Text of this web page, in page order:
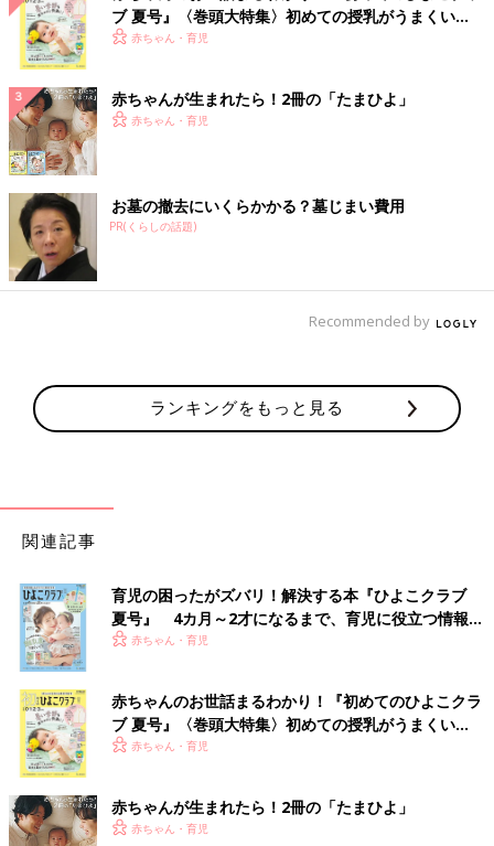
ブ 夏号』〈巻頭大特集〉初めての授乳がうまくい
く！ おっぱい・ミルクの基本と夏のトラブル 解決テ
赤ちゃん・育児
赤ちゃんが生まれたら！2冊の「たまひよ」
赤ちゃん・育児
お墓の撤去にいくらかかる？墓じまい費用
PR(くらしの話題)
Recommended by
ランキングをもっと見る
関連記事
育児の困ったがズバリ！解決する本『ひよこクラブ
夏号』 4カ月～2才になるまで、育児に役立つ情報が
いっぱい！
赤ちゃん・育児
赤ちゃんのお世話まるわかり！『初めてのひよこクラ
ブ 夏号』〈巻頭大特集〉初めての授乳がうまくい
く！ おっぱい・ミルクの基本と夏のトラブル 解決テ
赤ちゃん・育児
赤ちゃんが生まれたら！2冊の「たまひよ」
赤ちゃん・育児